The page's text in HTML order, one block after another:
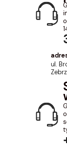
ul.